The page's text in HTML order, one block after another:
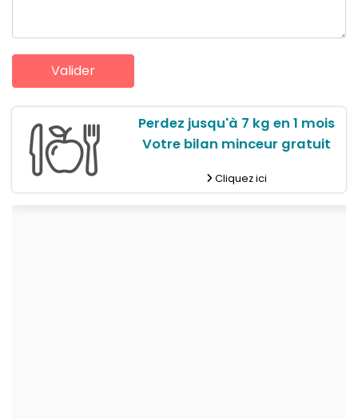
Perdez jusqu'à 7 kg en 1 mois
Votre bilan minceur gratuit
Cliquez ici